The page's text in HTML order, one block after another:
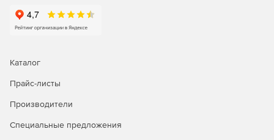
помещена в систему, локальная версия модели более
не используется, а вся дальнейшая работа с моделью,
системы
Каталог
Прайс-листы
Производители
Специальные предложения